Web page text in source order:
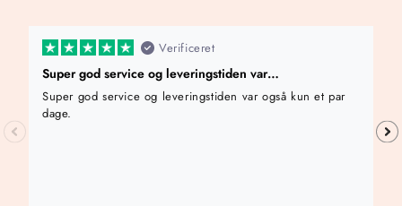
Verificeret
Super god service og leveringstiden var…
Super god service og leveringstiden var også kun et par
dage.